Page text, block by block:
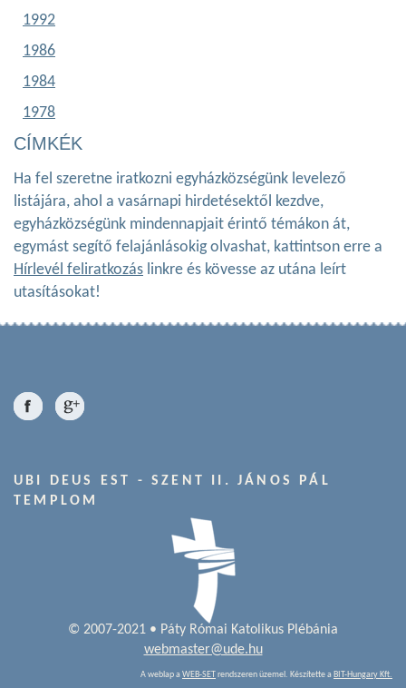
1992
1986
1984
1978
CÍMKÉK
Ha fel szeretne iratkozni egyházközségünk levelező
listájára, ahol a vasárnapi hirdetésektől kezdve,
egyházközségünk mindennapjait érintő témákon át,
egymást segítő felajánlásokig olvashat, kattintson erre a
Hírlevél feliratkozás linkre és kövesse az utána leírt
utasításokat!
UBI DEUS EST - SZENT II. JÁNOS PÁL
TEMPLOM
© 2007-2021 • Páty Római Katolikus Plébánia
webmaster@ude.hu
A weblap aWEB-SET rendszeren üzemel. Készítette aBIT-Hungary Kft.